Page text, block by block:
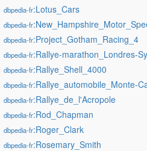
dbpedia-fr:Lotus_Cars
dbpedia-fr
dbpedia-fr:Project_Gotham_Racing_4
dbpedia-fr:Rallye-marathon_Londres-
dbpedia-fr:Rallye_Shell_4000
dbpedia-fr:Rallye_automobile_Monte-
dbpedia-fr:Rallye_de_l'Acropole
dbpedia-fr:Rod_Chapman
dbpedia-fr:Roger_Clark
dbpedia-fr:Rosemary_Smith